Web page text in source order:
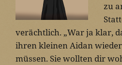
zu
verächtlich. „War ja klar,
ihren kleinen Aidan
müssen. Sie wollten dir